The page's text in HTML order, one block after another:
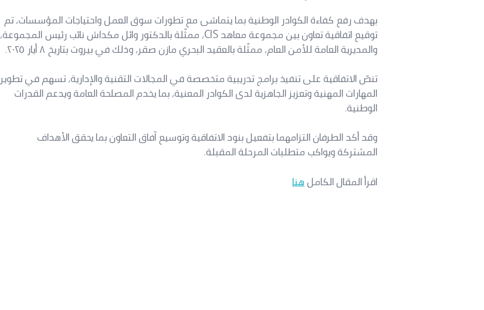
بهدف رفع كفاءة الكوادر الوطنية بما يتماشى مع تطورات سوق العمل واحتياجات المؤسسات، تم
توقيع اتفاقية تعاون بين مجموعة معاهد CIS، ممثّلة بالدكتور وائل مكداش نائب رئيس المجموعة،
والمديرية العامة للأمن العام، ممثّلة بالعقيد البحري مازن صقر، وذلك في بيروت بتاريخ ٨ أيار ٢٠٢٥.
تنصّ الاتفاقية على تنفيذ برامج تدريبية متخصصة في المجالات التقنية والإدارية، تسهم في تطوير
المهارات المهنية وتعزيز الجاهزية لدى الكوادر المعنية، بما يخدم المصلحة العامة ويدعم القدرات
الوطنية.
وقد أكد الطرفان التزامهما بتفعيل بنود الاتفاقية وتوسيع آفاق التعاون بما يحقق الأهداف
المشتركة ويواكب متطلبات المرحلة المقبلة.
اقرأ المقال الكاملهنا